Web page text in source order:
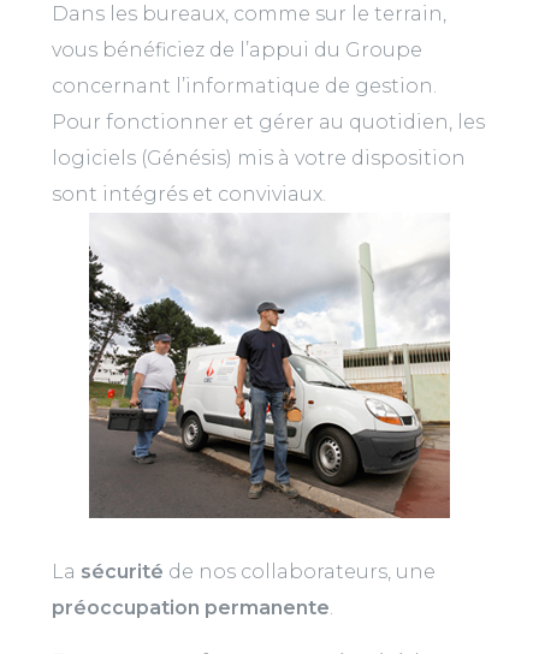
Dans les bureaux, comme sur le terrain,
vous bénéficiez de l’appui du Groupe
concernant l’informatique de gestion.
Pour fonctionner et gérer au quotidien, les
logiciels (Génésis) mis à votre disposition
sont intégrés et conviviaux.
La sécurité de nos collaborateurs, une
préoccupation permanente.